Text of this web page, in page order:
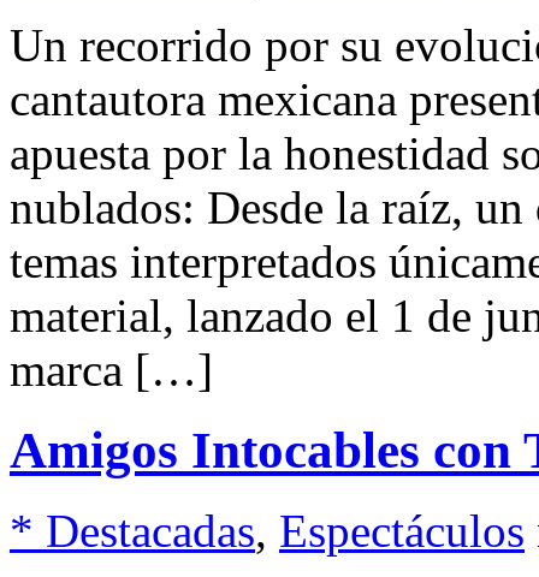
Un recorrido por su
cantautora mexicana
apuesta por la honestidad
nublados: Desde la raíz,
temas interpretados
material, lanzado el 1 de
marca […]
Amigos Intocables con
* Destacadas, Espectáculos